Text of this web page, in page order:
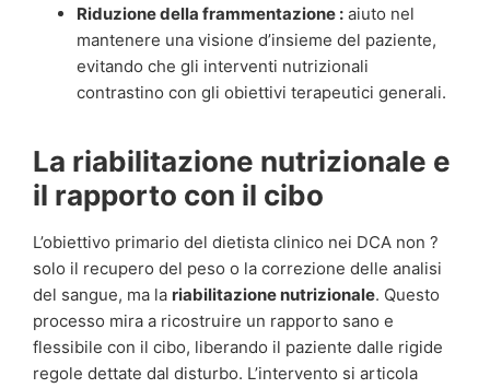
Riduzione della frammentazione : aiuto nel
mantenere una visione d’insieme del paziente,
evitando che gli interventi nutrizionali
contrastino con gli obiettivi terapeutici generali.
La riabilitazione nutrizionale e
il rapporto con il cibo
L’obiettivo primario del dietista clinico nei DCA non ?
solo il recupero del peso o la correzione delle analisi
del sangue, ma la riabilitazione nutrizionale. Questo
processo mira a ricostruire un rapporto sano e
flessibile con il cibo, liberando il paziente dalle rigide
regole dettate dal disturbo. L’intervento si articola